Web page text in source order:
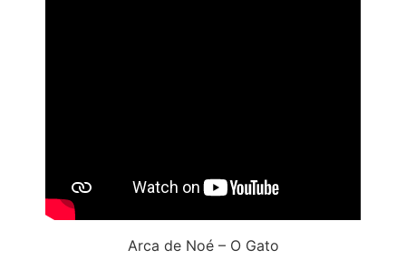
Arca de Noé – O Gato